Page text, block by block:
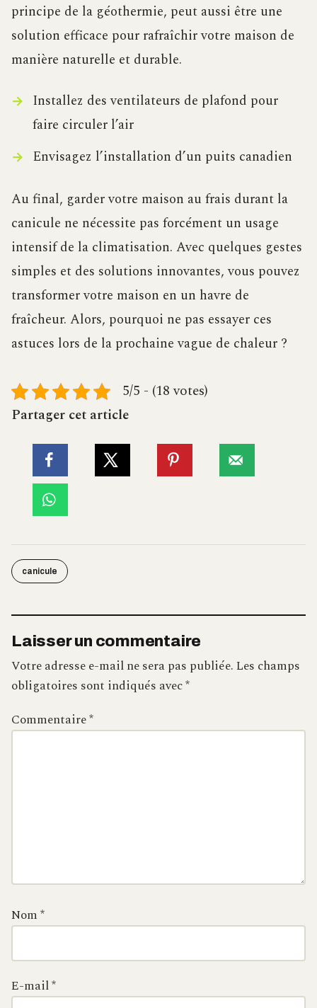
principe de la géothermie, peut aussi être une
solution efficace pour rafraîchir votre maison de
manière naturelle et durable.
Installez des ventilateurs de plafond pour
faire circuler l’air
Envisagez l’installation d’un puits canadien
Au final, garder votre maison au frais durant la
canicule ne nécessite pas forcément un usage
intensif de la climatisation. Avec quelques gestes
simples et des solutions innovantes, vous pouvez
transformer votre maison en un havre de
fraîcheur. Alors, pourquoi ne pas essayer ces
astuces lors de la prochaine vague de chaleur ?
5/5 - (18 votes)
Partager cet article
canicule
Laisser un commentaire
Votre adresse e-mail ne sera pas publiée.Les champs
obligatoires sont indiqués avec*
Commentaire*
Nom*
E-mail*